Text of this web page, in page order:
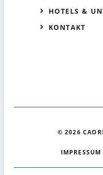
HOTELS &
KONTAKT
© 2026
IMPRESSUM